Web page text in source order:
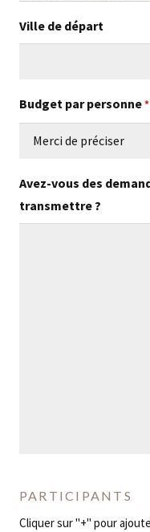
Ville de départ
Budget par personne*
Avez-vous des
transmettre ?
PARTICIPANTS
Cliquer sur "+" pour